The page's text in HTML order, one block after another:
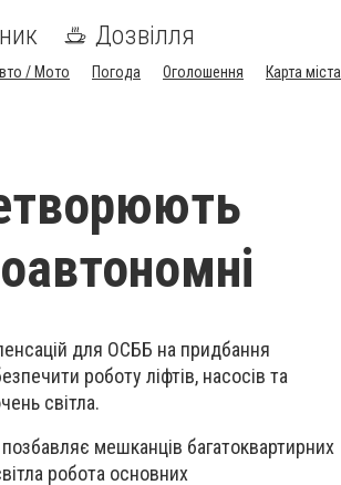
Дозвілля
/ Мото Погода Оголошення Карта міста
для ОСББ на придбання
роботу ліфтів, насосів та
світла.
мешканців багатоквартирних
робота основних